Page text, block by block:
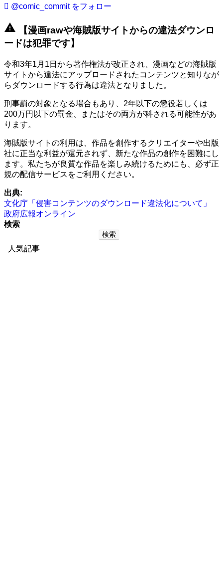
@comic_commit をフォロー
warning 【漫画rawや海賊版サイトからの違法ダウンロ
ードは犯罪です】
令和3年1月1日から著作権法が改正され、漫画などの海賊版
サイトから違法にアップロードされたコンテンツと知りなが
らダウンロードする行為は違法となりました。
刑事罰の対象となる場合もあり、2年以下の懲役若しくは
200万円以下の罰金、またはその両方が科される可能性があ
ります。
海賊版サイトの利用は、作品を創作するクリエイターや出版
社に正当な利益が還元されず、新たな作品の創作を困難にし
ます。私たちが良質な作品を楽しみ続けるためにも、必ず正
規の配信サービスをご利用ください。
出典:
文化庁「侵害コンテンツのダウンロード違法化について」
政府広報オンライン
検索
検索
人気記事